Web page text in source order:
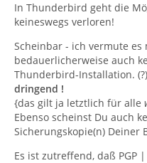
In Thunderbird geht die
keineswegs verloren!
Scheinbar - ich vermute es
bedauerlicherweise auch
Thunderbird-Installation.
dringend !
{das gilt ja letztlich für alle
Ebenso scheinst Du auch
Sicherungskopie(n) Deiner
Es ist zutreffend, daß PGP